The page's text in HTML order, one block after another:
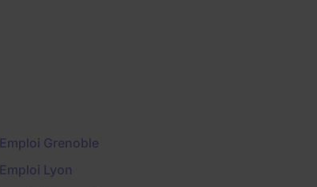
Emploi Grenoble
Emploi Lyon